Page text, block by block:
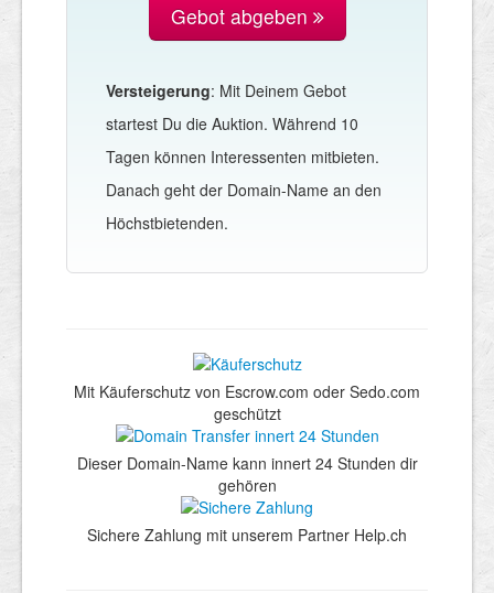
Gebot abgeben
Versteigerung: Mit Deinem Gebot
startest Du die Auktion. Während 10
Tagen können Interessenten mitbieten.
Danach geht der Domain-Name an den
Höchstbietenden.
Mit Käuferschutz von Escrow.com oder Sedo.com
geschützt
Dieser Domain-Name kann innert 24 Stunden dir
gehören
Sichere Zahlung mit unserem Partner Help.ch